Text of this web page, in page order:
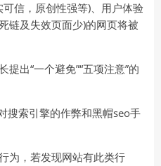
信，原创性强等)、用户体验
链及失效页面少)的网页将被
出“一个避免”“五项注意”的
搜索引擎的作弊和黑帽seo手
为，若发现网站有此类行